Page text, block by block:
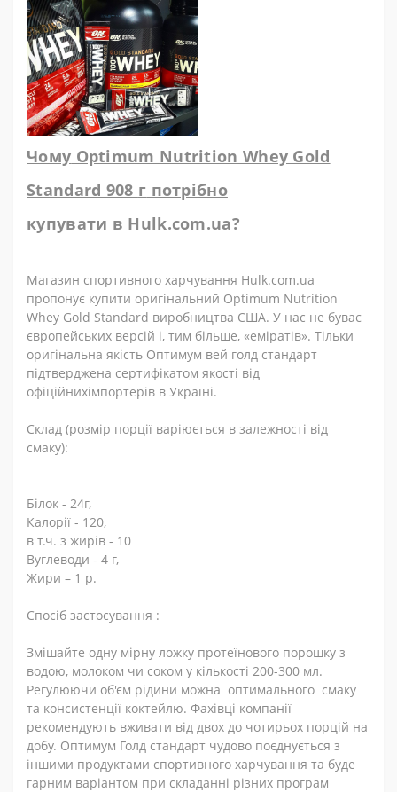
Чому Optimum Nutrition Whey Gold
Standard 908 г потрібно
купувати в Hulk.com.ua?
Магазин спортивного харчування Hulk.com.ua
пропонує купити оригінальний Optimum Nutrition
Whey Gold Standard виробництва США. У нас не буває
європейських версій і, тим більше, «еміратів». Тільки
оригінальна якість Оптимум вей голд стандарт
підтверджена сертифікатом якості від
офіційнихімпортерів в Україні.
Склад (розмір порції варіюється в залежності від
смаку):
Білок - 24г,
Калорії - 120,
в т.ч. з жирів - 10
Вуглеводи - 4 г,
Жири – 1 р.
Спосіб застосування :
Змішайте одну мірну ложку протеїнового порошку з
водою, молоком чи соком у кількості 200-300 мл.
Регулюючи об'єм рідини можна оптимального смаку
та консистенції коктейлю. Фахівці компанії
рекомендують вживати від двох до чотирьох порцій на
добу. Оптимум Голд стандарт чудово поєднується з
іншими продуктами спортивного харчування та буде
гарним варіантом при складанні різних програм